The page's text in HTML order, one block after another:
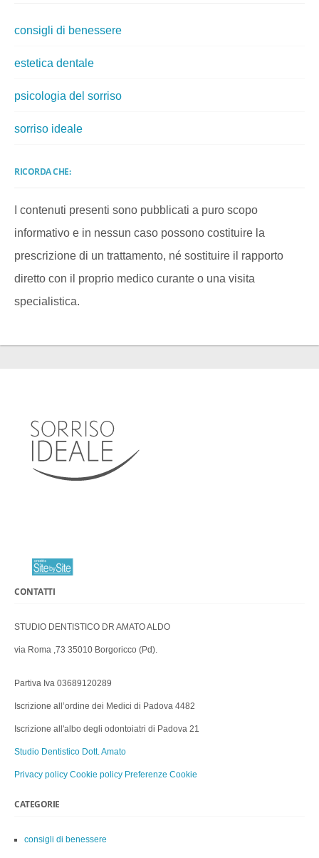
consigli di benessere
estetica dentale
psicologia del sorriso
sorriso ideale
RICORDA CHE:
I contenuti presenti sono pubblicati a puro scopo
informativo e in nessun caso possono costituire la
prescrizione di un trattamento, né sostituire il rapporto
diretto con il proprio medico curante o una visita
specialistica.
CONTATTI
STUDIO DENTISTICO DR AMATO ALDO
via Roma ,73 35010 Borgoricco (Pd).
Partiva Iva 03689120289
Iscrizione all’ordine dei Medici di Padova 4482
Iscrizione all'albo degli odontoiatri di Padova 21
Studio Dentistico Dott. Amato
Privacy policy Cookie policy Preferenze Cookie
CATEGORIE
consigli di benessere